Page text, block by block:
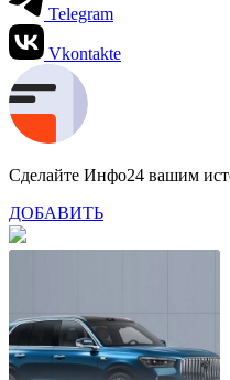
Telegram
Vkontakte
Сделайте Инфо24 вашим
ДОБАВИТЬ